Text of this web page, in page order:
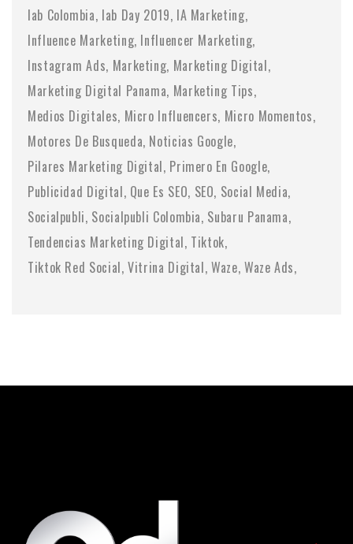
Iab Colombia Iab Day 2019 IA Marketing
Influence Marketing Influencer Marketing
Instagram Ads Marketing Marketing Digital
Marketing Digital Panama Marketing Tips
Medios Digitales Micro Influencers Micro Momentos
Motores De Busqueda Noticias Google
Pilares Marketing Digital Primero En Google
Publicidad Digital Que Es SEO SEO Social Media
Socialpubli Socialpubli Colombia Subaru Panama
Tendencias Marketing Digital Tiktok
Tiktok Red Social Vitrina Digital Waze Waze Ads